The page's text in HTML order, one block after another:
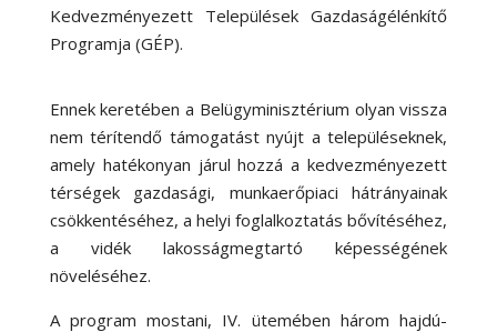
Kedvezményezett Települések Gazdaságélénkítő
Programja (GÉP).
Ennek keretében a Belügyminisztérium olyan vissza
nem térítendő támogatást nyújt a településeknek,
amely hatékonyan járul hozzá a kedvezményezett
térségek gazdasági, munkaerőpiaci hátrányainak
csökkentéséhez, a helyi foglalkoztatás bővítéséhez,
a vidék lakosságmegtartó képességének
növeléséhez.
A program mostani, IV. ütemében három hajdú-